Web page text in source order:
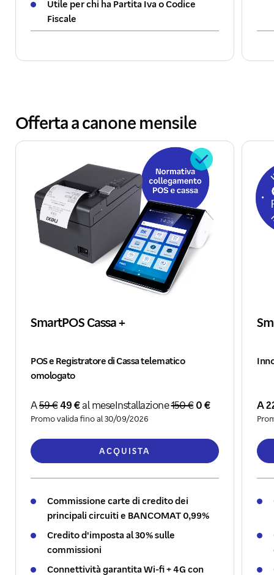
Utile per chi ha Partita Iva o Codice
Fiscale
Offerta a canone mensile
SmartPOS Cassa +
POS e Registratore di Cassa telematico
omologato
A59 €49 €al meseInstallazione150 €0 €
Promo valida fino al 30/09/2026
ACQUISTA
Commissione carte di credito dei
principali circuiti e BANCOMAT 0,99%
Credito d'imposta al 30% sulle
commissioni
Connettività garantita Wi-fi + 4G con
A